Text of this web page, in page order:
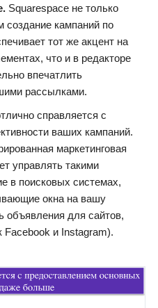
Squarespace не только
создание кампаний по
тот же акцент на
что и в редакторе
впечатлить
рассылками.
справляется с
ваших кампаний.
маркетинговая
управлять такими
в поисковых системах,
окна на вашу
объявления для сайтов,
Facebook и Instagram).